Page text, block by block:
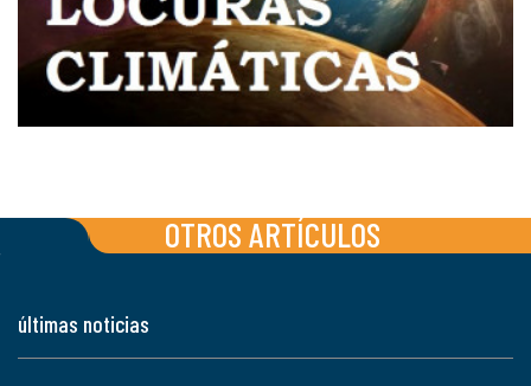
OTROS ARTÍCULOS
últimas noticias